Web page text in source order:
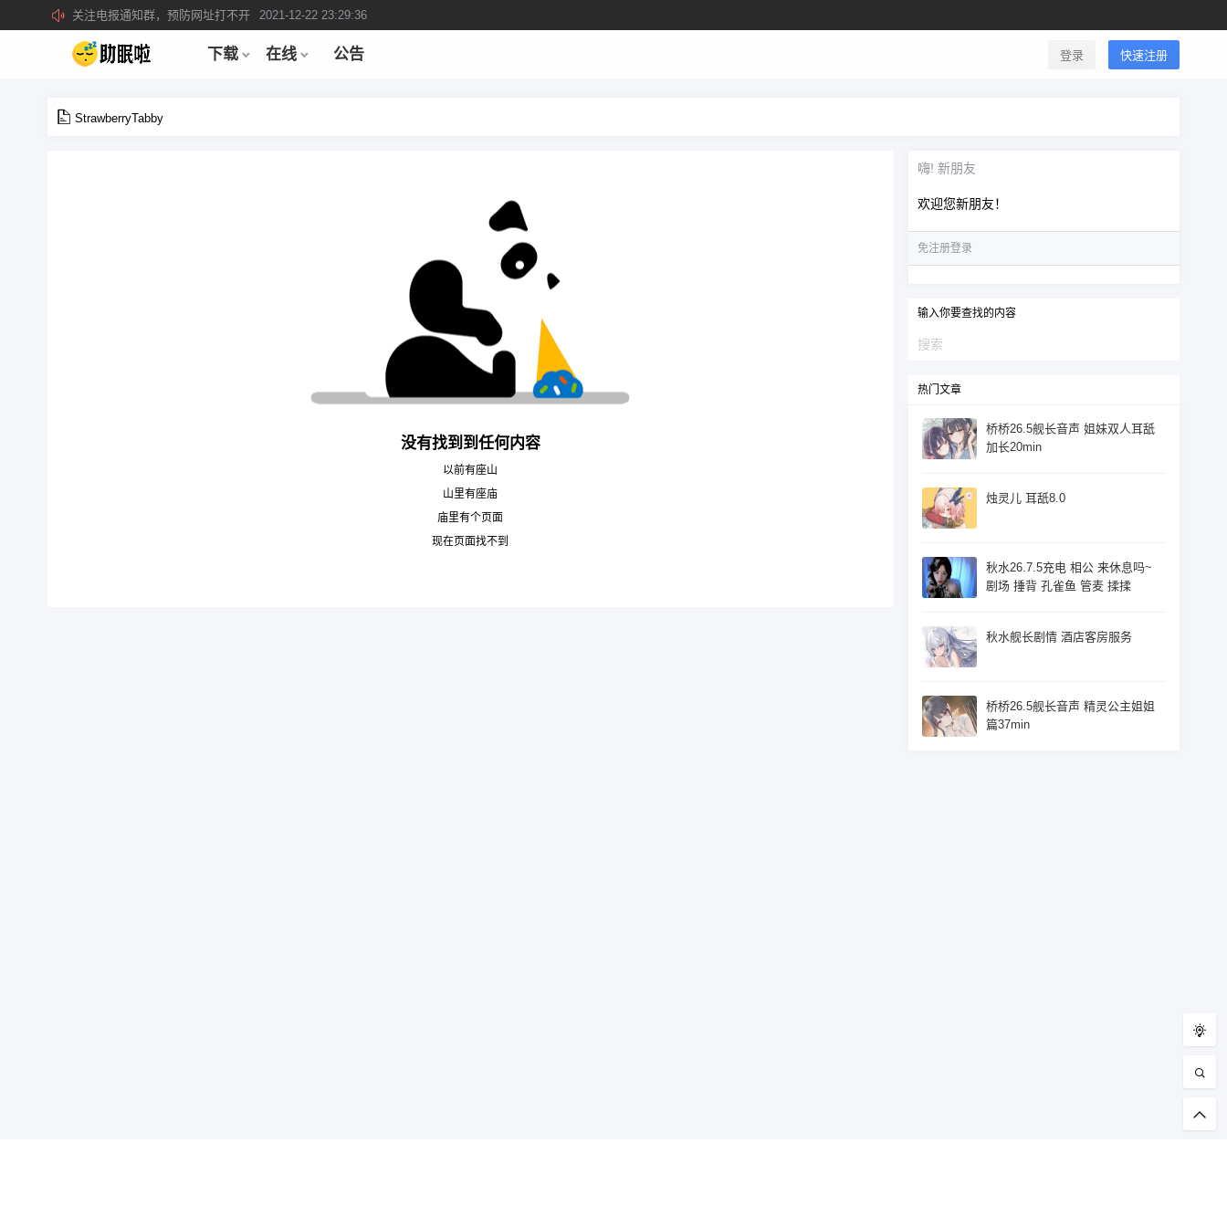
关注电报通知群，预防网址打不开
2021-12-22 23:29:36
所有注册用户记得每日来签到领取积分。
2019-04-01 22:39:39
下载 在线 公告 登录 快速注册
StrawberryTabby
没有找到到任何内容
以前有座山
山里有座庙
庙里有个页面
现在页面找不到
嗨! 新朋友
欢迎您新朋友！
免注册登录
输入你要查找的内容
热门文章
桥桥26.5舰长音声 姐妹双人耳舐
加长20min
烛灵儿 耳舐8.0
秋水26.7.5充电 相公 来休息吗~
剧场 捶背 孔雀鱼 管麦 揉揉
秋水舰长剧情 酒店客房服务
桥桥26.5舰长音声 精灵公主姐姐
篇37min
您没有权限发布内容，请购买会员或者提升权